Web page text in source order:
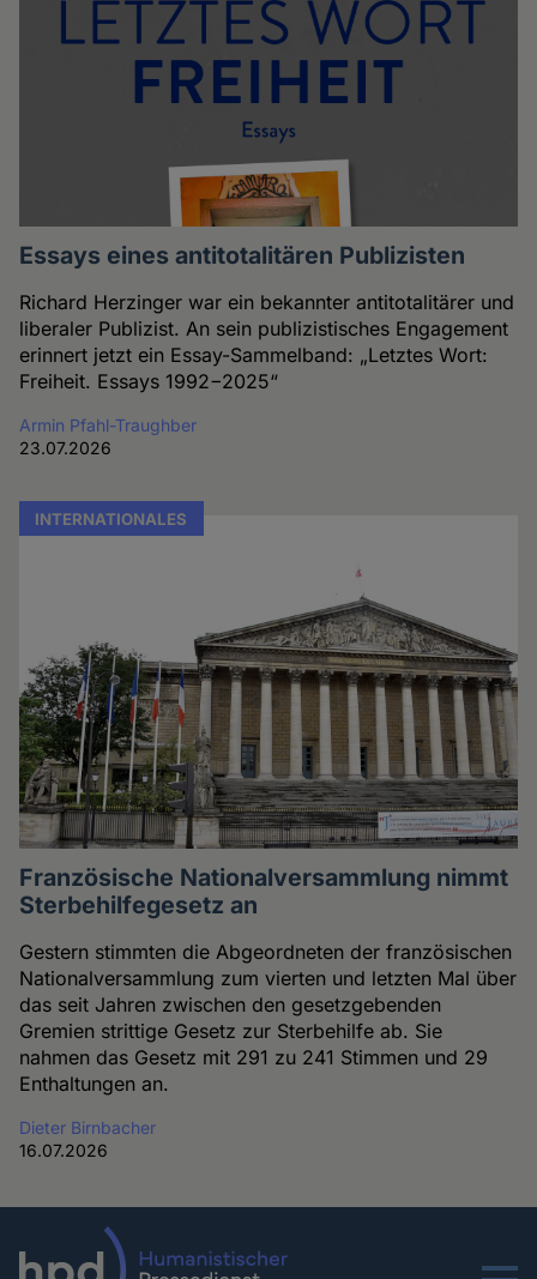
Essays eines antitotalitären Publizisten
Richard Herzinger war ein bekannter antitotalitärer und
liberaler Publizist. An sein publizistisches Engagement
erinnert jetzt ein Essay-Sammelband: „Letztes Wort:
Freiheit. Essays 1992−2025“
Armin Pfahl-Traughber
23.07.2026
INTERNATIONALES
Französische Nationalversammlung nimmt
Sterbehilfegesetz an
Gestern stimmten die Abgeordneten der französischen
Nationalversammlung zum vierten und letzten Mal über
das seit Jahren zwischen den gesetzgebenden
Gremien strittige Gesetz zur Sterbehilfe ab. Sie
nahmen das Gesetz mit 291 zu 241 Stimmen und 29
Enthaltungen an.
Dieter Birnbacher
16.07.2026